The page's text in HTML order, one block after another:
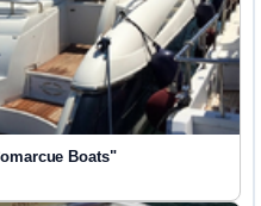
Boats"